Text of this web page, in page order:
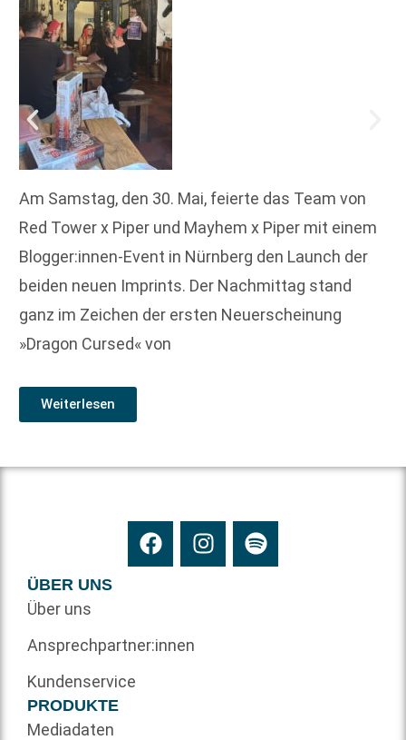
Am Samstag, den 30. Mai, feierte das Team von
Red Tower x Piper und Mayhem x Piper mit einem
Blogger:innen-Event in Nürnberg den Launch der
beiden neuen Imprints. Der Nachmittag stand
ganz im Zeichen der ersten Neuerscheinung
»Dragon Cursed« von
Weiterlesen
ÜBER UNS
Über uns
Ansprechpartner:innen
Kundenservice
PRODUKTE
Mediadaten